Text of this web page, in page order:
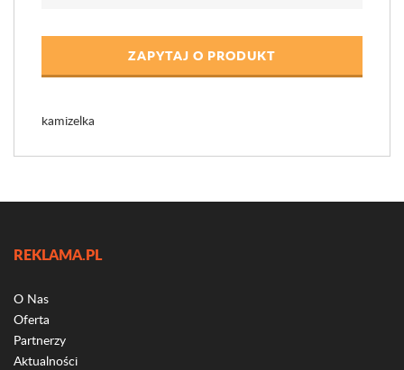
ZAPYTAJ O PRODUKT
kamizelka
REKLAMA.PL
O Nas
Oferta
Partnerzy
Aktualności